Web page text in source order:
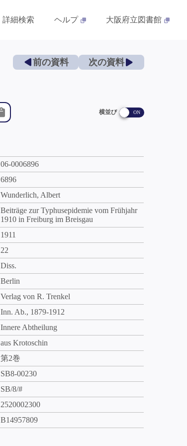
詳細検索 ヘルプ 大阪府立図書館
前の資料 次の資料
横並び
06-0006896
6896
Wunderlich, Albert
Beiträge zur Typhusepidemie vom Frühjahr
1910 in Freiburg im Breisgau
1911
22
Diss.
Berlin
Verlag von R. Trenkel
Inn. Ab., 1879-1912
Innere Abtheilung
aus Krotoschin
第2巻
SB8-00230
SB/8/#
2520002300
B14957809